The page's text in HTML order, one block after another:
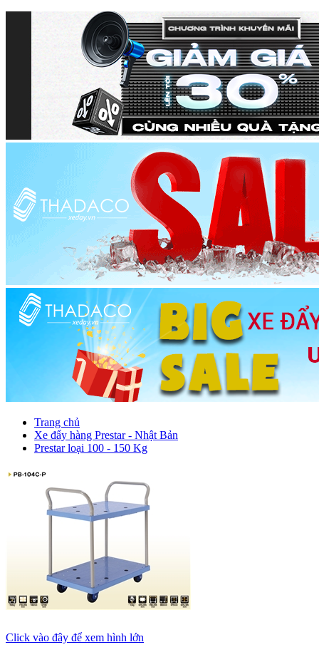
Trang chủ
Xe đẩy hàng Prestar - Nhật Bản
Prestar loại 100 - 150 Kg
Click vào đây để xem hình lớn